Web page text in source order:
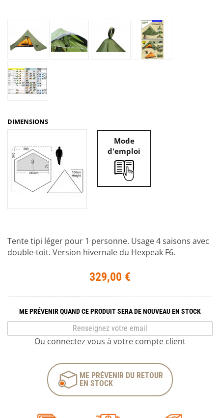
DIMENSIONS
Mode
d'emploi
Tente tipi léger pour 1 personne. Usage 4 saisons avec
double-toit. Version hivernale du Hexpeak F6.
329,00 €
ME PRÉVENIR QUAND CE PRODUIT SERA DE NOUVEAU EN STOCK
Ou connectez vous à votre compte client
ME PRÉVENIR DU RETOUR
EN STOCK